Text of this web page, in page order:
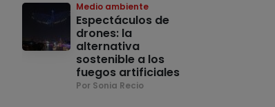
Medio ambiente
Espectáculos de
drones: la
alternativa
sostenible a los
fuegos artificiales
Por Sonia Recio